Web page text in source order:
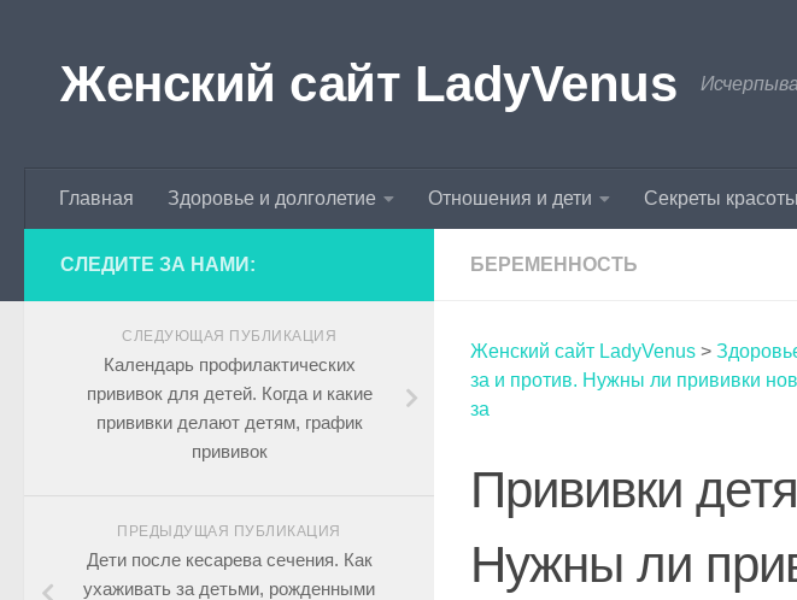
Женский сайт LadyVenus
Главная Здоровье и долголетие Отношения и дети Секреты красоты
БЕРЕМЕННОСТЬ
Женский сайт LadyVenus >
за и против. Нужны ли прививки
за
Прививки
Нужны ли
СЛЕДИТЕ ЗА НАМИ:
СЛЕДУЮЩАЯ ПУБЛИКАЦИЯ
Календарь профилактических
прививок для детей. Когда и какие
прививки делают детям, график
прививок
ПРЕДЫДУЩАЯ ПУБЛИКАЦИЯ
Дети после кесарева сечения. Как
ухаживать за детьми, рожденными